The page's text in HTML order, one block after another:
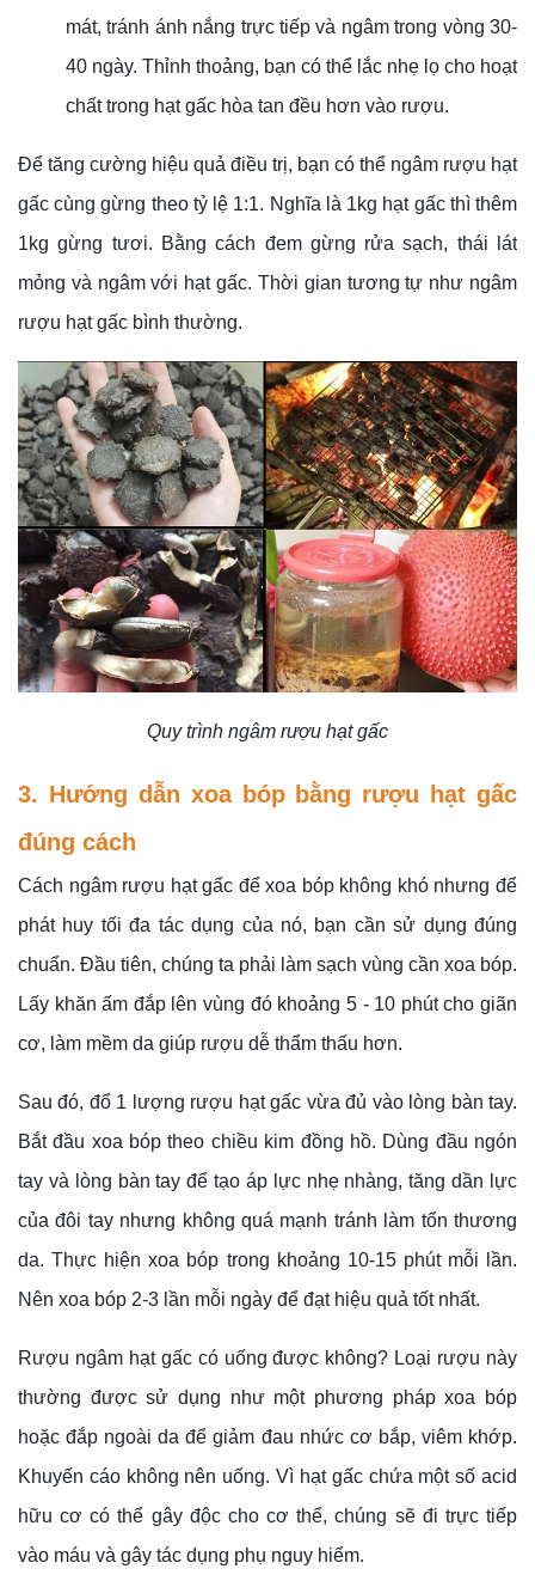
mát, tránh ánh nắng trực tiếp và ngâm trong vòng 30-
40 ngày. Thỉnh thoảng, bạn có thể lắc nhẹ lọ cho hoạt
chất trong hạt gấc hòa tan đều hơn vào rượu.
Để tăng cường hiệu quả điều trị, bạn có thể ngâm rượu hạt
gấc cùng gừng theo tỷ lệ 1:1. Nghĩa là 1kg hạt gấc thì thêm
1kg gừng tươi. Bằng cách đem gừng rửa sạch, thái lát
mỏng và ngâm với hạt gấc. Thời gian tương tự như ngâm
rượu hạt gấc bình thường.
Quy trình ngâm rượu hạt gấc
3. Hướng dẫn xoa bóp bằng rượu hạt gấc
đúng cách
Cách ngâm rượu hạt gấc để xoa bóp không khó nhưng để
phát huy tối đa tác dụng của nó, bạn cần sử dụng đúng
chuẩn. Đầu tiên, chúng ta phải làm sạch vùng cần xoa bóp.
Lấy khăn ấm đắp lên vùng đó khoảng 5 - 10 phút cho giãn
cơ, làm mềm da giúp rượu dễ thẩm thấu hơn.
Sau đó, đổ 1 lượng rượu hạt gấc vừa đủ vào lòng bàn tay.
Bắt đầu xoa bóp theo chiều kim đồng hồ. Dùng đầu ngón
tay và lòng bàn tay để tạo áp lực nhẹ nhàng, tăng dần lực
của đôi tay nhưng không quá mạnh tránh làm tổn thương
da. Thực hiện xoa bóp trong khoảng 10-15 phút mỗi lần.
Nên xoa bóp 2-3 lần mỗi ngày để đạt hiệu quả tốt nhất.
Rượu ngâm hạt gấc có uống được không? Loại rượu này
thường được sử dụng như một phương pháp xoa bóp
hoặc đắp ngoài da để giảm đau nhức cơ bắp, viêm khớp.
Khuyến cáo không nên uống. Vì hạt gấc chứa một số acid
hữu cơ có thể gây độc cho cơ thể, chúng sẽ đi trực tiếp
vào máu và gây tác dụng phụ nguy hiểm.